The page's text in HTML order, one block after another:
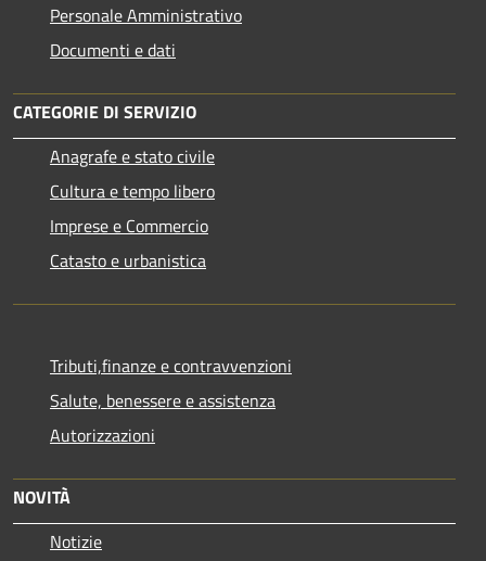
Personale Amministrativo
Documenti e dati
CATEGORIE DI SERVIZIO
Anagrafe e stato civile
Cultura e tempo libero
Imprese e Commercio
Catasto e urbanistica
Tributi,finanze e contravvenzioni
Salute, benessere e assistenza
Autorizzazioni
NOVITÀ
Notizie